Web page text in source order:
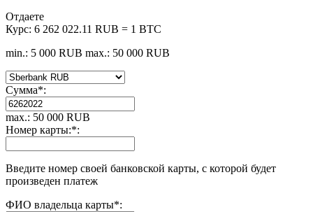
Отдаете
Курс: 6 262 022.11 RUB = 1 BTC
min.: 5 000 RUB max.: 50 000 RUB
Сумма*:
max.: 50 000 RUB
Номер карты:*:
Введите номер своей банковской карты, с которой будет
произведен платеж
ФИО владельца карты*: